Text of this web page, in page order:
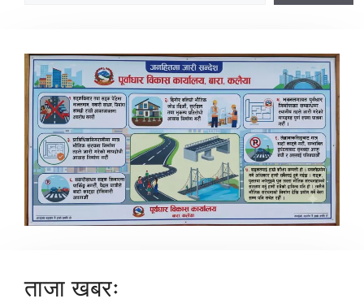
ताजा खबरः